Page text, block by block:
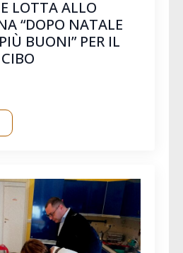
LOTTA ALLO
“DOPO NATALE
BUONI” PER IL